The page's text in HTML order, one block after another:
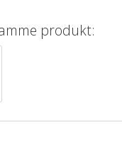
produkt: